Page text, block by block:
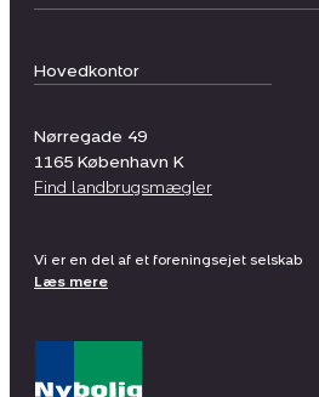
Hovedkontor
Nørregade 49
1165 København K
Find landbrugsmægler
Vi er en del af et foreningsejet selskab
Læs mere